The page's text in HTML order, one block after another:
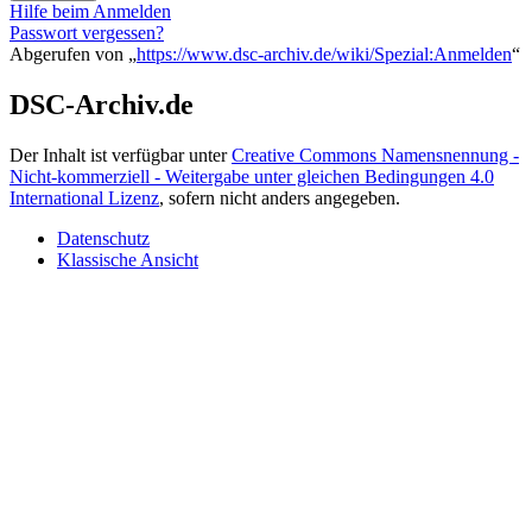
Hilfe beim Anmelden
Passwort vergessen?
Abgerufen von „https://www.dsc-archiv.de/wiki/Spezial:Anmelden“
DSC-Archiv.de
Der Inhalt ist verfügbar unterCreative Commons Namensnennung -
Nicht-kommerziell - Weitergabe unter gleichen Bedingungen 4.0
International Lizenz, sofern nicht anders angegeben.
Datenschutz
Klassische Ansicht